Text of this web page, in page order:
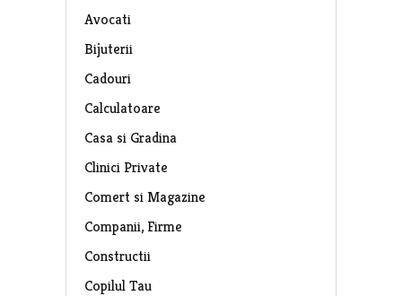
Avocati
Bijuterii
Cadouri
Calculatoare
Casa si Gradina
Clinici Private
Comert si Magazine
Companii, Firme
Constructii
Copilul Tau